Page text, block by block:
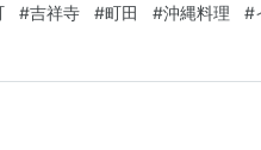
みたいなら、ぜひおすすめした
ダンな雰囲気がとても心地よく
#吉祥寺 #町田 #沖縄料理 #